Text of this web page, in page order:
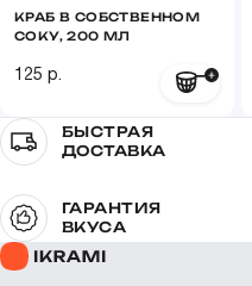
КРАБ В СОБСТВЕННОМ
СОКУ, 200 МЛ
125 р.
БЫСТРАЯ
ДОСТАВКА
ГАРАНТИЯ
ВКУСА